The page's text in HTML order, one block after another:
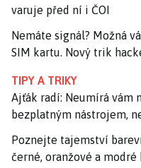
varuje před ní i ČOI
Nemáte signál? Možná
SIM kartu. Nový trik
TIPY A TRIKY
Ajťák radí: Neumírá vám
bezplatným nástrojem,
Poznejte tajemství
černé, oranžové a